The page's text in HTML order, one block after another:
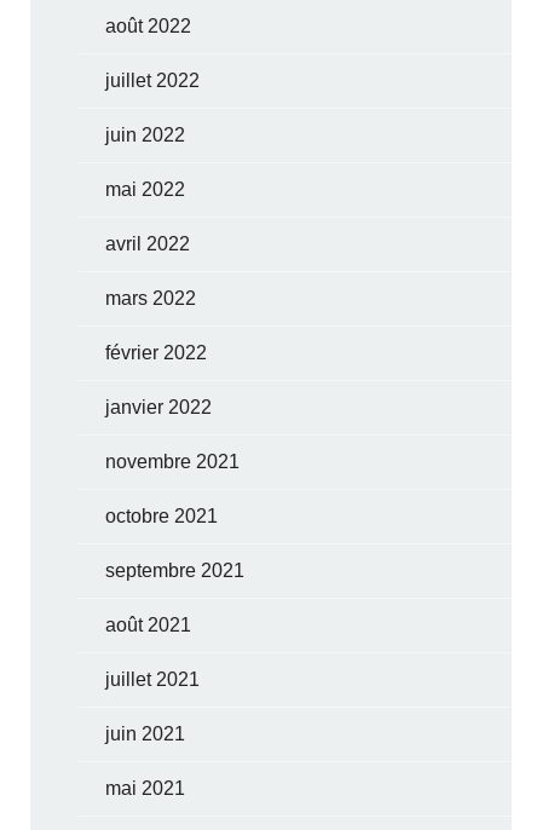
août 2022
juillet 2022
juin 2022
mai 2022
avril 2022
mars 2022
février 2022
janvier 2022
novembre 2021
octobre 2021
septembre 2021
août 2021
juillet 2021
juin 2021
mai 2021